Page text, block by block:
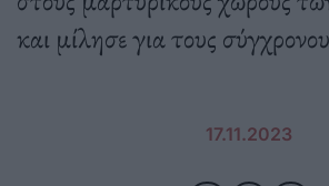
και μίλησε για τους
17.11.2023